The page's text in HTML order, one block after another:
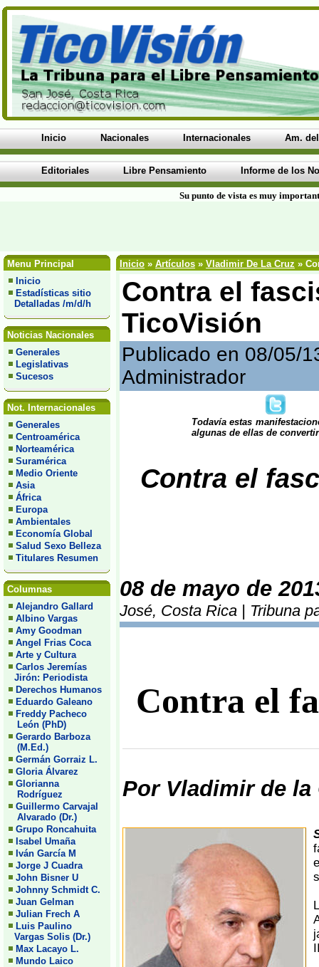
Inicio Nacionales Internacionales Am.
Editoriales Libre Pensamiento Informe de los
Su punto de vista es muy
Menu Principal
Inicio
Estadísticas sitio
Detalladas /m/d/h
Noticias Nacionales
Generales
Legislativas
Sucesos
Not. Internacionales
Generales
Centroamérica
Norteamérica
Suramérica
Medio Oriente
Asia
África
Europa
Ambientales
Economía Global
Salud Sexo Belleza
Titulares Resumen
Columnas
Alejandro Gallard
Albino Vargas
Amy Goodman
Angel Frias Coca
Arte y Cultura
Carlos Jeremías
Jirón: Periodista
Derechos Humanos
Eduardo Galeano
Freddy Pacheco
León (PhD)
Gerardo Barboza
(M.Ed.)
Germán Gorraiz L.
Gloria Álvarez
Glorianna
Rodríguez
Guillermo Carvajal
Alvarado (Dr.)
Grupo Roncahuita
Isabel Umaña
Iván García M
Jorge J Cuadra
John Bisner U
Johnny Schmidt C.
Juan Gelman
Julian Frech A
Luis Paulino
Vargas Solis (Dr.)
Max Lacayo L.
Mundo Laico
Inicio » Artículos » Vladimir De La Cruz »
Contra el
TicoVisión
Publicado en 08/05/
Administrador
Todavía estas
algunas de ellas de
Contra el
08 de mayo de
José, Costa Rica | Tribuna
Contra el
Por Vladimir de la